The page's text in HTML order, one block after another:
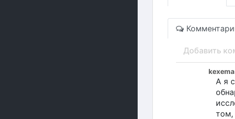
Добавить
kexema
А я
том,